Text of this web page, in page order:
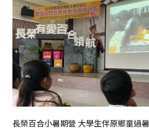
長榮百合小暑期營 大學生伴原鄉童過